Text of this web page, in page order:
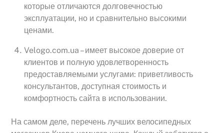
которые отличаются долговечностью
эксплуатации, но и сравнительно высокими
ценами.
Velogo.com.ua – имеет высокое доверие от
клиентов и полную удовлетворенность
предоставляемыми услугами: приветливость
консультантов, доступная стоимость и
комфортность сайта в использовании.
На самом деле, перечень лучших велосипедных